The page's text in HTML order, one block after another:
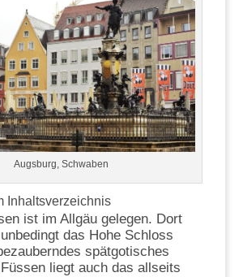
Augsburg, Schwaben
Inhaltsverzeichnis
ist im Allgäu gelegen. Dort
das Hohe Schloss
spätgotisches
liegt auch das allseits